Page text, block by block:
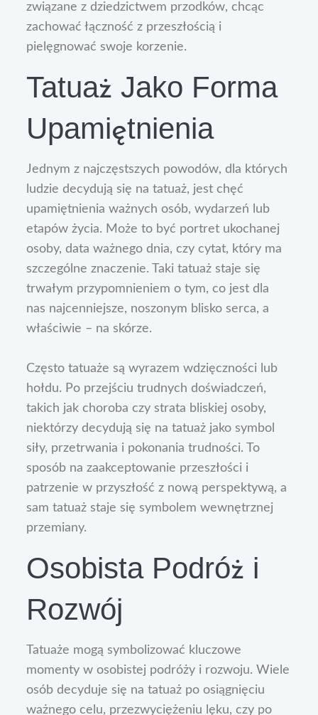
związane z dziedzictwem przodków, chcąc
zachować łączność z przeszłością i
pielęgnować swoje korzenie.
Tatuaż Jako Forma
Upamiętnienia
Jednym z najczęstszych powodów, dla których
ludzie decydują się na tatuaż, jest chęć
upamiętnienia ważnych osób, wydarzeń lub
etapów życia. Może to być portret ukochanej
osoby, data ważnego dnia, czy cytat, który ma
szczególne znaczenie. Taki tatuaż staje się
trwałym przypomnieniem o tym, co jest dla
nas najcenniejsze, noszonym blisko serca, a
właściwie – na skórze.
Często tatuaże są wyrazem wdzięczności lub
hołdu. Po przejściu trudnych doświadczeń,
takich jak choroba czy strata bliskiej osoby,
niektórzy decydują się na tatuaż jako symbol
siły, przetrwania i pokonania trudności. To
sposób na zaakceptowanie przeszłości i
patrzenie w przyszłość z nową perspektywą, a
sam tatuaż staje się symbolem wewnętrznej
przemiany.
Osobista Podróż i
Rozwój
Tatuaże mogą symbolizować kluczowe
momenty w osobistej podróży i rozwoju. Wiele
osób decyduje się na tatuaż po osiągnięciu
ważnego celu, przezwyciężeniu lęku, czy po